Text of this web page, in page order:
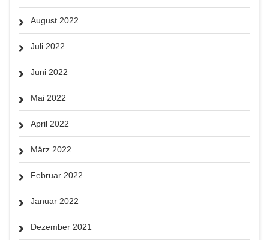
August 2022
Juli 2022
Juni 2022
Mai 2022
April 2022
März 2022
Februar 2022
Januar 2022
Dezember 2021